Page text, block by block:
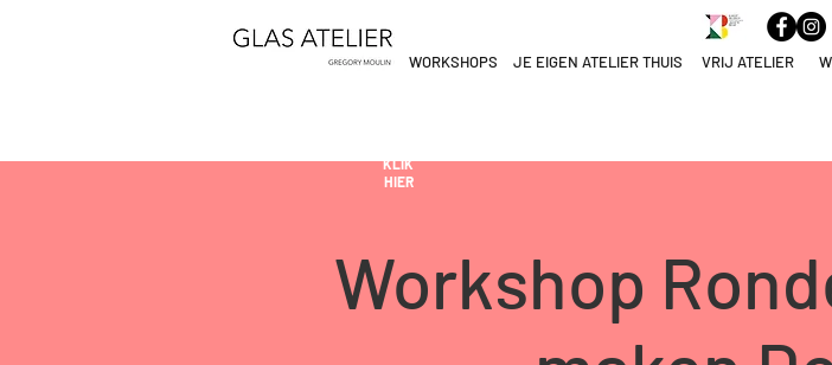
WORKSHOPS JE EIGEN ATELIER THUIS VRIJ ATELIER
KLIK
HIER
Workshop